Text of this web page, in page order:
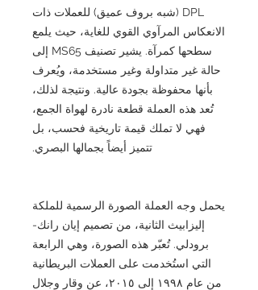
DPL (شبه بروف عميق) للعملات ذات
الانعكاس المرآوي القوي للغاية، حيث يلمع
سطحها كمرآة. يشير تصنيف MS65 إلى
حالة غير متداولة وغير مستخدمة، ويُعرف
بأنها محفوظة بجودة عالية. ونتيجة لذلك،
تُعد هذه العملة قطعة نادرة لهواة الجمع،
فهي لا تملك قيمة تاريخية فحسب، بل
تتميز أيضاً بجمالها البصري.
يحمل وجه العملة الصورة الرسمية للملكة
إليزابيث الثانية، من تصميم إيان رانك-
برودلي. تُعبّر هذه الصورة، وهي الرابعة
التي استُخدمت على العملات البريطانية
من عام ١٩٩٨ إلى ٢٠١٥، عن وقار وجلال